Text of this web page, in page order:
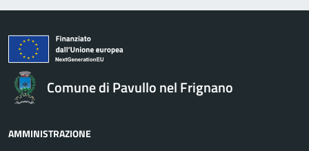
Comune di Pavullo nel Frignano
AMMINISTRAZIONE